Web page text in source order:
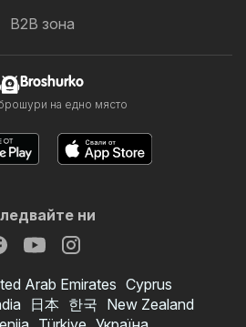
B2B зона
Broshurko
на едно място
ни
Arab Emirates Cyprus
日本 한국 New Zealand